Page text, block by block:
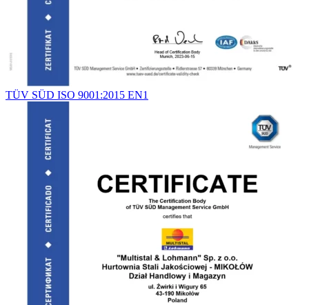
TÜV SÜD ISO 9001:2015 EN1